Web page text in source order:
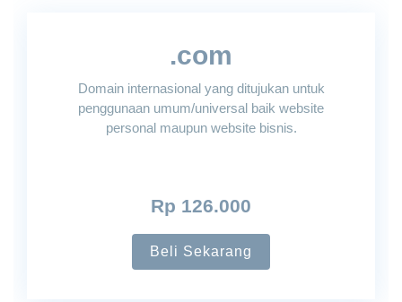
.com
Domain internasional yang ditujukan untuk
penggunaan umum/universal baik website
personal maupun website bisnis.
Rp 126.000
Beli Sekarang